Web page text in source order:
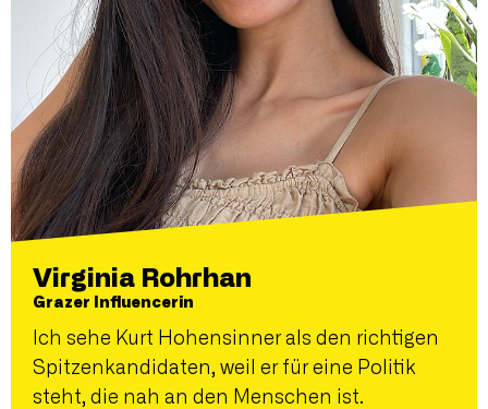
Virginia Rohrhan
Grazer Influencerin
Ich sehe Kurt Hohensinner als den richtigen
Spitzenkandidaten, weil er für eine Politik
steht, die nah an den Menschen ist.